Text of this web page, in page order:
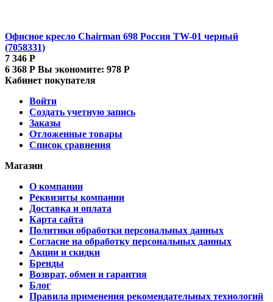
Офисное кресло Chairman 698 Россия TW-01 черный
(7058331)
7 346 Р
6 368 Р Вы экономите: 978 Р
Кабинет покупателя
Войти
Создать учетную запись
Заказы
Отложенные товары
Список сравнения
Магазин
О компании
Реквизиты компании
Доставка и оплата
Карта сайта
Политики обработки персональных данных
Согласие на обработку персональных данных
Акции и скидки
Бренды
Возврат, обмен и гарантия
Блог
Правила применения рекомендательных технологий